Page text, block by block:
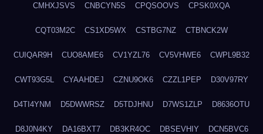
CMHXJSVS CNBCYN5S CPQSOOVS CPSK0XQA
CQT03M2C CS1XD5WX CSTBG7NZ CTBNCK2W
CUIQAR9H CUO8AME6 CV1YZL76 CV5VHWE6 CWPL9B32
CWT93G5L CYAAHDEJ CZNU9OK6 CZZL1PEP D30V97RY
D4TI4YNM D5DWWRSZ D5TDJHNU D7WS1ZLP D8636OTU
D8J0N4KY DA16BXT7 DB3KR4OC DBSEVHIY DCN5BVC6